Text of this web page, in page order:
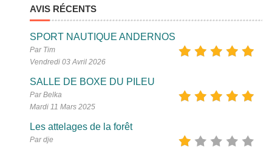
AVIS RÉCENTS
SPORT NAUTIQUE ANDERNOS
Par Tim
Vendredi 03 Avril 2026
SALLE DE BOXE DU PILEU
Par Belka
Mardi 11 Mars 2025
Les attelages de la forêt
Par dje